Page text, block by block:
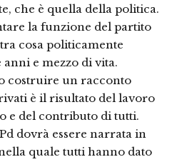
che è quella della politica.
la funzione del partito
cosa politicamente
e mezzo di vita.
costruire un racconto
è il risultato del lavoro
e del contributo di tutti.
dovrà essere narrata in
quale tutti hanno dato